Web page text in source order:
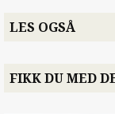
LES OGSÅ
FIKK DU MED